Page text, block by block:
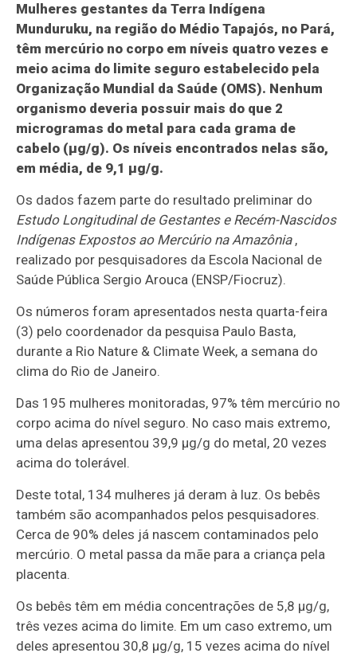
Mulheres gestantes da Terra Indígena
Munduruku, na região do Médio Tapajós, no Pará,
têm mercúrio no corpo em níveis quatro vezes e
meio acima do limite seguro estabelecido pela
Organização Mundial da Saúde (OMS). Nenhum
organismo deveria possuir mais do que 2
microgramas do metal para cada grama de
cabelo (µg/g). Os níveis encontrados nelas são,
em média, de 9,1 µg/g.
Os dados fazem parte do resultado preliminar do
Estudo Longitudinal de Gestantes e Recém-Nascidos
Indígenas Expostos ao Mercúrio na Amazônia,
realizado por pesquisadores da Escola Nacional de
Saúde Pública Sergio Arouca (ENSP/Fiocruz).
Os números foram apresentados nesta quarta-feira
(3) pelo coordenador da pesquisa Paulo Basta,
durante a Rio Nature & Climate Week, a semana do
clima do Rio de Janeiro.
Das 195 mulheres monitoradas, 97% têm mercúrio no
corpo acima do nível seguro. No caso mais extremo,
uma delas apresentou 39,9 µg/g do metal, 20 vezes
acima do tolerável.
Deste total, 134 mulheres já deram à luz. Os bebês
também são acompanhados pelos pesquisadores.
Cerca de 90% deles já nascem contaminados pelo
mercúrio. O metal passa da mãe para a criança pela
placenta.
Os bebês têm em média concentrações de 5,8 µg/g,
três vezes acima do limite. Em um caso extremo, um
deles apresentou 30,8 µg/g, 15 vezes acima do nível